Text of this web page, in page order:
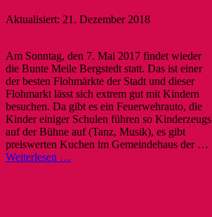
21. Dezember 2018
Am Sonntag, den 7. Mai 2017 findet wieder
die Bunte Meile Bergstedt statt. Das ist einer
der besten Flohmärkte der Stadt und dieser
Flohmarkt lässt sich extrem gut mit Kindern
besuchen. Da gibt es ein Feuerwehrauto, die
Kinder einiger Schulen führen so Kinderzeugs
auf der Bühne auf (Tanz, Musik), es gibt
preiswerten Kuchen im Gemeindehaus der …
Weiterlesen …